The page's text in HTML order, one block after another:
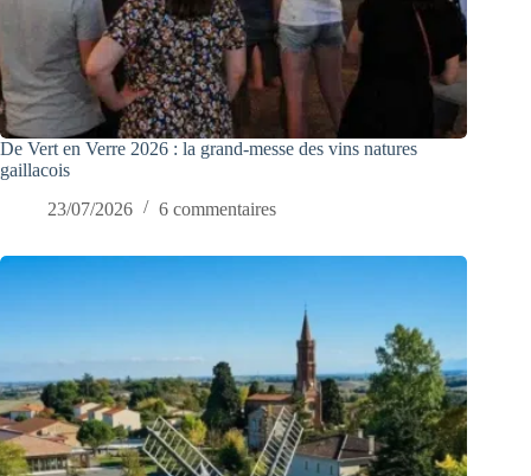
De Vert en Verre 2026 : la grand-messe des vins natures
gaillacois
23/07/2026
6 commentaires